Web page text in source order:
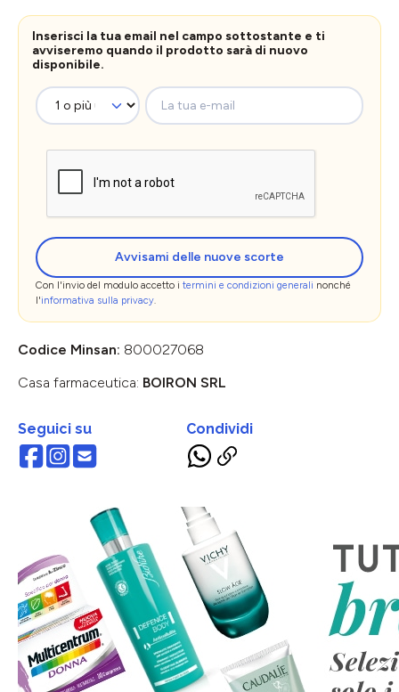
Inserisci la tua email nel campo sottostante e ti
avviseremo quando il prodotto sarà di nuovo
disponibile.
La tua e-mail
Avvisami delle nuove scorte
Con l'invio del modulo accetto i termini e condizioni generali nonché
l'informativa sulla privacy.
Codice Minsan: 800027068
Casa farmaceutica: BOIRON SRL
Seguici su Condividi